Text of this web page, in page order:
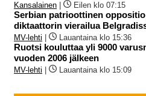
Kansalainen Eilen klo 07:15
Serbian patrioottinen
diktaattorin vierailua
MV-lehti Lauantaina klo 15:36
Ruotsi kouluttaa yli 9000
vuoden 2006 jälkeen
MV-lehti Lauantaina klo 15:09